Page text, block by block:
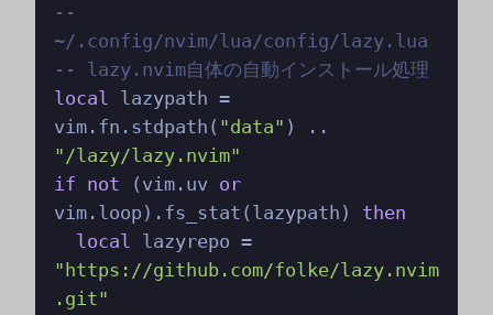
--
~/.config/nvim/lua/config/lazy.lua
-- lazy.nvim自体の自動インストール処理
local lazypath =
vim.fn.stdpath( "data"
"/lazy/lazy.nvim"
if not (vim.uv or
vim.loop).fs_stat(lazypath) then
local
lazyrepo =
"https://github.com/folke/lazy.nvim
.git"